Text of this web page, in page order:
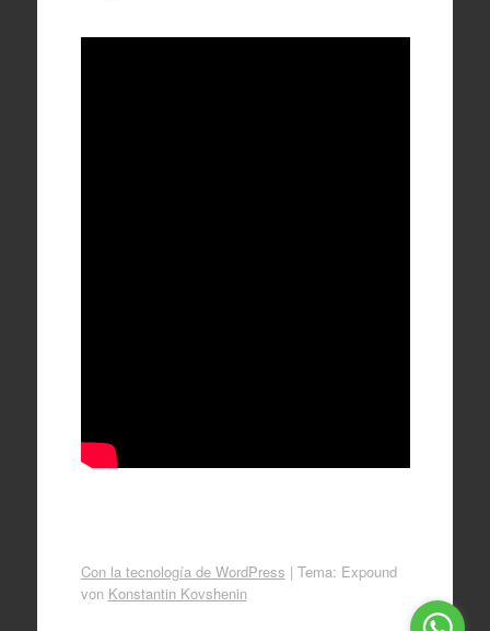
Con la tecnología de WordPress | Tema: Expound
von Konstantin Kovshenin